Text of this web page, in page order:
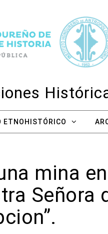
ETNOHISTÓRICO
mina
Señora